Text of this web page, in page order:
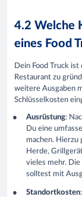
4.2 Welche
eines Food
Dein Food Truck
Restaurant zu
weitere Ausgaben
Schlüsselkosten
Ausrüstung:
Du eine
machen. Hierzu
Herde,
vieles mehr.
solltest mit
Standortkosten